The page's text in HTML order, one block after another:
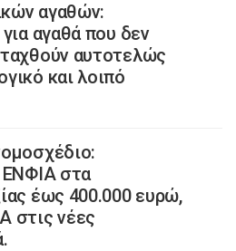
αγαθών:
για αγαθά που δεν
αυτοτελώς
και λοιπό
ΕΝΦΙΑ στα
έως 400.000 ευρώ,
στις νέες